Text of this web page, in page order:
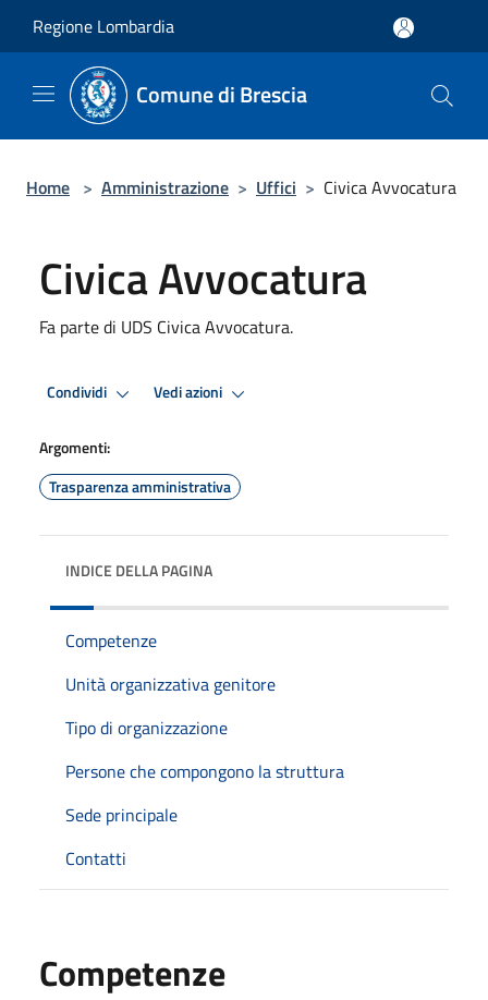
Regione Lombardia
Comune di Brescia
Home > Amministrazione > Uffici > Civica Avvocatura
Civica Avvocatura
Fa parte di UDS Civica Avvocatura.
Condividi Vedi azioni
Argomenti:
Trasparenza amministrativa
INDICE DELLA PAGINA
Competenze
Unità organizzativa genitore
Tipo di organizzazione
Persone che compongono la struttura
Sede principale
Contatti
Competenze